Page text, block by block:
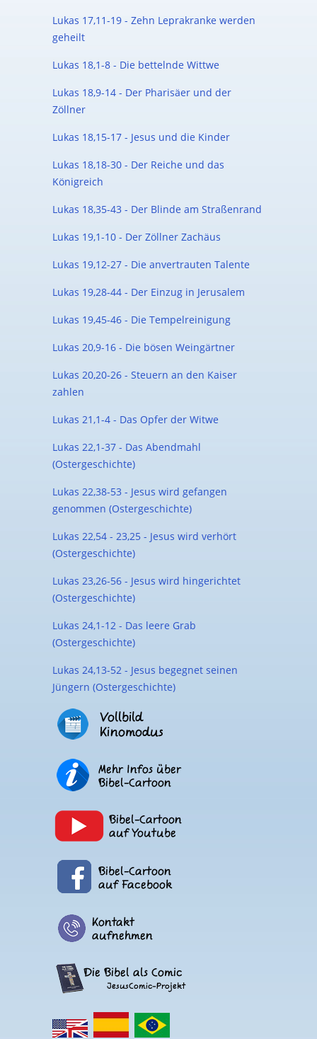
Lukas 17,11-19 - Zehn Leprakranke werden
geheilt
Lukas 18,1-8 - Die bettelnde Wittwe
Lukas 18,9-14 - Der Pharisäer und der
Zöllner
Lukas 18,15-17 - Jesus und die Kinder
Lukas 18,18-30 - Der Reiche und das
Königreich
Lukas 18,35-43 - Der Blinde am Straßenrand
Lukas 19,1-10 - Der Zöllner Zachäus
Lukas 19,12-27 - Die anvertrauten Talente
Lukas 19,28-44 - Der Einzug in Jerusalem
Lukas 19,45-46 - Die Tempelreinigung
Lukas 20,9-16 - Die bösen Weingärtner
Lukas 20,20-26 - Steuern an den Kaiser
zahlen
Lukas 21,1-4 - Das Opfer der Witwe
Lukas 22,1-37 - Das Abendmahl
(Ostergeschichte)
Lukas 22,38-53 - Jesus wird gefangen
genommen (Ostergeschichte)
Lukas 22,54 - 23,25 - Jesus wird verhört
(Ostergeschichte)
Lukas 23,26-56 - Jesus wird hingerichtet
(Ostergeschichte)
Lukas 24,1-12 - Das leere Grab
(Ostergeschichte)
Lukas 24,13-52 - Jesus begegnet seinen
Jüngern (Ostergeschichte)